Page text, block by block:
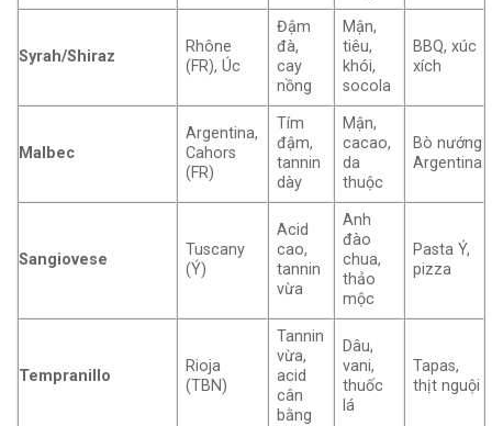
Syrah/Shiraz
Rhône
(FR), Úc
Đậm
đà,
cay
nồng
Mận,
tiêu,
khói,
socola
BBQ, xúc
xích
Malbec
Argentina,
Cahors
(FR)
Tím
đậm,
tannin
dày
Mận,
cacao,
da
thuộc
Bò nướng
Argentina
Sangiovese
Tuscany
(Ý)
Acid
cao,
tannin
vừa
Anh
đào
chua,
thảo
mộc
Pasta Ý,
pizza
Tempranillo
Rioja
(TBN)
Tannin
vừa,
acid
cân
bằng
Dâu,
vani,
thuốc
lá
Tapas,
thịt nguội